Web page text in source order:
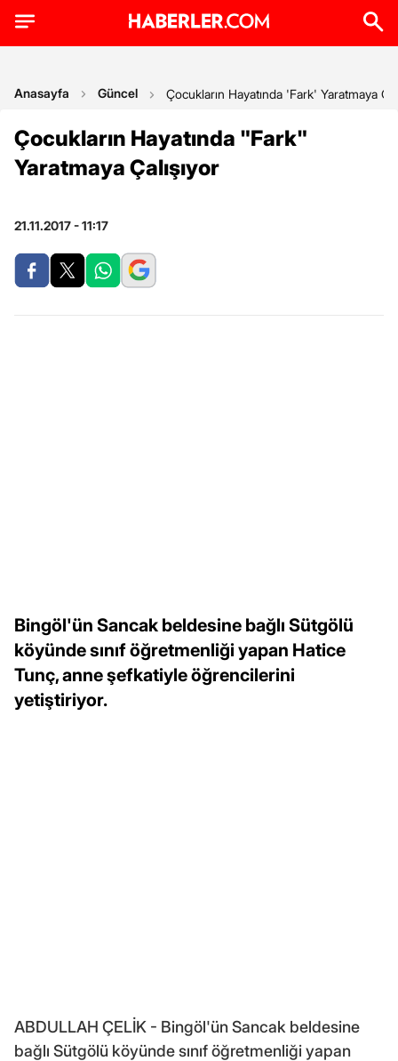
Anasayfa Güncel Çocukların Hayatında 'Fark' Yaratmaya
Çocukların Hayatında "Fark"
Yaratmaya Çalışıyor
21.11.2017 - 11:17
Bingöl'ün Sancak beldesine bağlı Sütgölü
köyünde sınıf öğretmenliği yapan Hatice
Tunç, anne şefkatiyle öğrencilerini
yetiştiriyor.
ABDULLAH ÇELİK - Bingöl'ün Sancak beldesine
bağlı Sütgölü köyünde sınıf öğretmenliği yapan